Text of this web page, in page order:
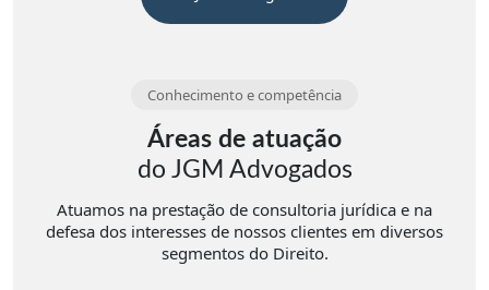
Conhecimento e competência
Áreas de atuação
do JGM Advogados
Atuamos na prestação de consultoria jurídica e na
defesa dos interesses de nossos clientes em diversos
segmentos do Direito.